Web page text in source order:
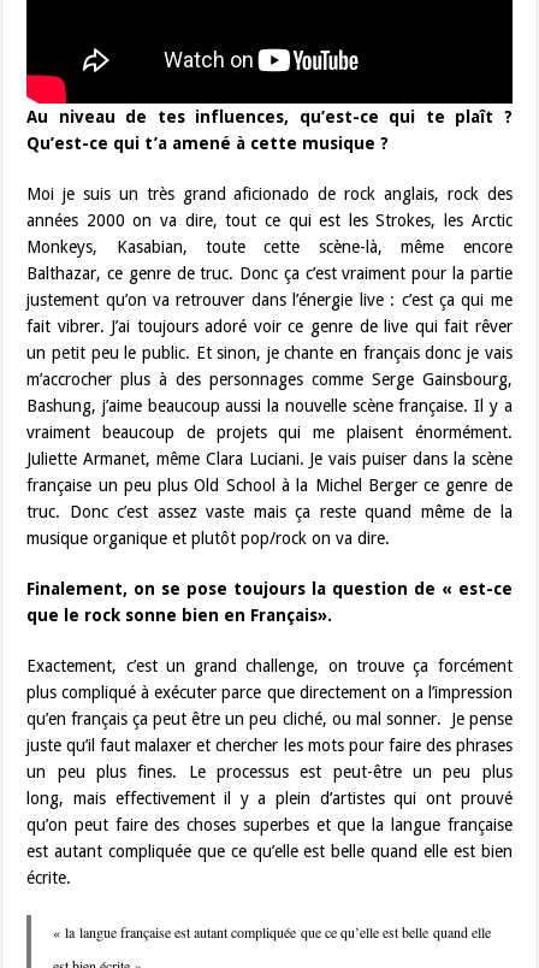
Au niveau de tes influences, qu’est-ce qui te plaît ?
Qu’est-ce qui t’a amené à cette musique ?
Moi je suis un très grand aficionado de rock anglais, rock des
années 2000 on va dire, tout ce qui est les Strokes, les Arctic
Monkeys, Kasabian, toute cette scène-là, même encore
Balthazar, ce genre de truc. Donc ça c’est vraiment pour la partie
justement qu’on va retrouver dans l’énergie live : c’est ça qui me
fait vibrer. J’ai toujours adoré voir ce genre de live qui fait rêver
un petit peu le public. Et sinon, je chante en français donc je vais
m’accrocher plus à des personnages comme Serge Gainsbourg,
Bashung, j’aime beaucoup aussi la nouvelle scène française. Il y a
vraiment beaucoup de projets qui me plaisent énormément.
Juliette Armanet, même Clara Luciani. Je vais puiser dans la scène
française un peu plus Old School à la Michel Berger ce genre de
truc. Donc c’est assez vaste mais ça reste quand même de la
musique organique et plutôt pop/rock on va dire.
Finalement, on se pose toujours la question de « est-ce
que le rock sonne bien en Français».
Exactement, c’est un grand challenge, on trouve ça forcément
plus compliqué à exécuter parce que directement on a l’impression
qu’en français ça peut être un peu cliché, ou mal sonner. Je pense
juste qu’il faut malaxer et chercher les mots pour faire des phrases
un peu plus fines. Le processus est peut-être un peu plus
long, mais effectivement il y a plein d’artistes qui ont prouvé
qu’on peut faire des choses superbes et que la langue française
est autant compliquée que ce qu’elle est belle quand elle est bien
écrite.
« la langue française est autant compliquée que ce qu’elle est belle quand elle